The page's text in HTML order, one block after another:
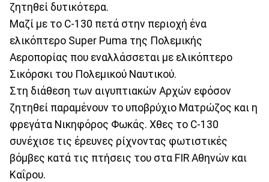
ζητηθεί δυτικότερα.
Μαζί με το C-130 πετά στην περιοχή ένα
ελικόπτερο Super Puma της Πολεμικής
Αεροπορίας που εναλλάσσεται με ελικόπτερο
Σικόρσκι του Πολεμικού Ναυτικού.
Στη διάθεση των αιγυπτιακών Αρχών εφόσον
ζητηθεί παραμένουν το υποβρύχιο Ματρώζος και η
φρεγάτα Νικηφόρος Φωκάς. Χθες το C-130
συνέχισε τις έρευνες ρίχνοντας φωτιστικές
βόμβες κατά τις πτήσεις του στα FIR Αθηνών και
Καΐρου.